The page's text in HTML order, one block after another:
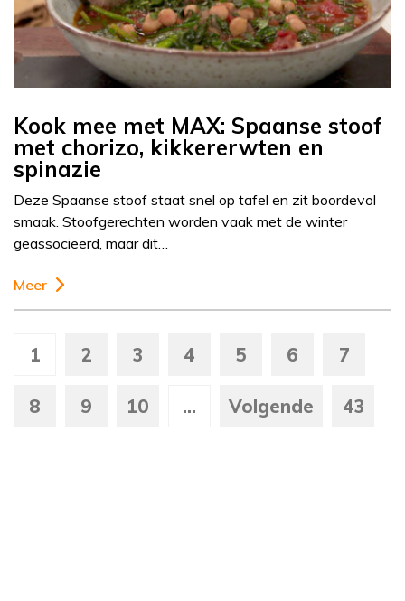
Kook mee met MAX: Spaanse stoof
met chorizo, kikkererwten en
spinazie
Deze Spaanse stoof staat snel op tafel en zit boordevol
smaak. Stoofgerechten worden vaak met de winter
geassocieerd, maar dit…
Meer
1 2 3 4 5 6 7
8 9 10 ... Volgende 43